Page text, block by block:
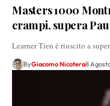
Masters 1000
crampi, supera
Learner Tien è riuscito a
ByGiacomo Nicotera8